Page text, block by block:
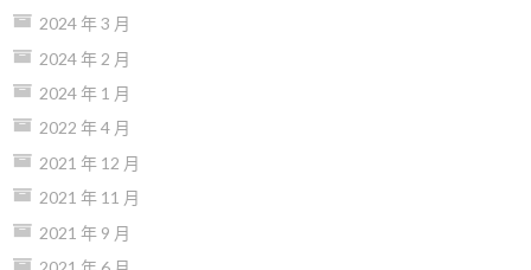
2024 年 3 月
2024 年 2 月
2024 年 1 月
2022 年 4 月
2021 年 12 月
2021 年 11 月
2021 年 9 月